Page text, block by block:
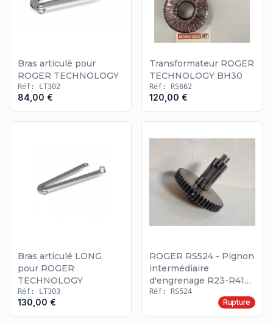
Bras articulé pour
ROGER TECHNOLOGY
Réf: LT302
84,00 €
Transformateur ROGER
TECHNOLOGY BH30
Réf: RS662
120,00 €
Bras articulé LONG
pour ROGER
TECHNOLOGY
Réf: LT303
130,00 €
ROGER RS524 - Pignon
intermédiaire
d'engrenage R23-R41
ROGER TECHNOLOGY
Réf: RS524
Rupture